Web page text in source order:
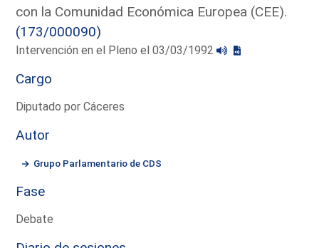
con la Comunidad Económica Europea (CEE).
(173/000090)
Intervención en el Pleno el 03/03/1992
Cargo
Diputado por Cáceres
Autor
Grupo Parlamentario de CDS
Fase
Debate